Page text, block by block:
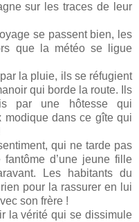
sur les traces de leur
se passent bien, les
que la météo se ligue
la pluie, ils se réfugient
qui borde la route. Ils
par une hôtesse qui
dans ce gîte qui
qui ne tarde pas
d’une jeune fille
Les habitants du
pour la rassurer en lui
son frère !
la vérité qui se dissimule